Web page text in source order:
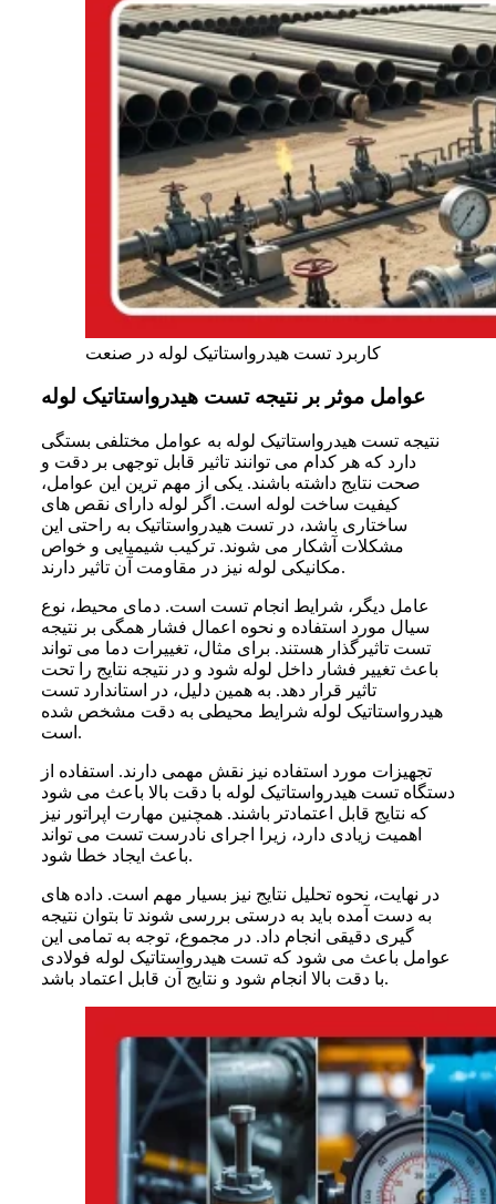
کاربرد تست هیدرواستاتیک لوله در صنعت
عوامل موثر بر نتیجه تست هیدرواستاتیک لوله
نتیجه تست هیدرواستاتیک لوله به عوامل مختلفی بستگی
دارد که هر کدام می توانند تاثیر قابل توجهی بر دقت و
صحت نتایج داشته باشند. یکی از مهم ترین این عوامل،
کیفیت ساخت لوله است. اگر لوله دارای نقص های
ساختاری باشد، در تست هیدرواستاتیک به راحتی این
مشکلات آشکار می شوند. ترکیب شیمیایی و خواص
مکانیکی لوله نیز در مقاومت آن تاثیر دارند.
عامل دیگر، شرایط انجام تست است. دمای محیط، نوع
سیال مورد استفاده و نحوه اعمال فشار همگی بر نتیجه
تست تاثیرگذار هستند. برای مثال، تغییرات دما می تواند
باعث تغییر فشار داخل لوله شود و در نتیجه نتایج را تحت
تاثیر قرار دهد. به همین دلیل، در استاندارد تست
هیدرواستاتیک لوله شرایط محیطی به دقت مشخص شده
است.
تجهیزات مورد استفاده نیز نقش مهمی دارند. استفاده از
دستگاه تست هیدرواستاتیک لوله با دقت بالا باعث می شود
که نتایج قابل اعتمادتر باشند. همچنین مهارت اپراتور نیز
اهمیت زیادی دارد، زیرا اجرای نادرست تست می تواند
باعث ایجاد خطا شود.
در نهایت، نحوه تحلیل نتایج نیز بسیار مهم است. داده های
به دست آمده باید به درستی بررسی شوند تا بتوان نتیجه
گیری دقیقی انجام داد. در مجموع، توجه به تمامی این
عوامل باعث می شود که تست هیدرواستاتیک لوله فولادی
با دقت بالا انجام شود و نتایج آن قابل اعتماد باشد.